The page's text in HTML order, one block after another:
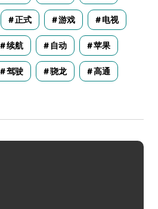
正式 游戏 电视
续航 自动 苹果
驾驶 骁龙 高通